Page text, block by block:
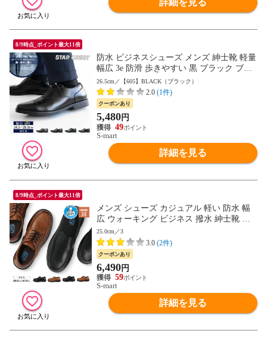
詳細を見る
8/9時点_ポイント最大11倍
防水 ビジネスシューズ メンズ 紳士靴 軽量
幅広 3e 防滑 歩きやすい 黒 ブラック ブラ
ウン 衝撃吸収 屈曲性 結婚式 男性用 通勤
用 リクルート 就活 オフィス 仕事 営業 軽
い 父の日 大きいサイズ 冠婚葬祭 靴 601 60
4 605 607 送料無料
26.5cm／【605】BLACK（ブラック）
2.0 (1件)
クーポンあり
5,480円
49
S-mart
詳細を見る
8/9時点_ポイント最大11倍
メンズ シューズ カジュアル 軽い 防水 幅
広 ウォーキング ビジネス 撥水 紳士靴 旅
行 通勤用 黒 ブラック ブラウン 710 720
25.0cm／3
3.0 (2件)
クーポンあり
6,490円
59
S-mart
詳細を見る